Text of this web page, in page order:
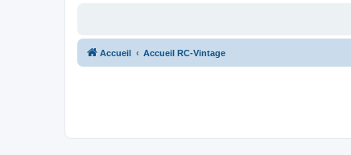
Accueil Accueil RC-Vintage